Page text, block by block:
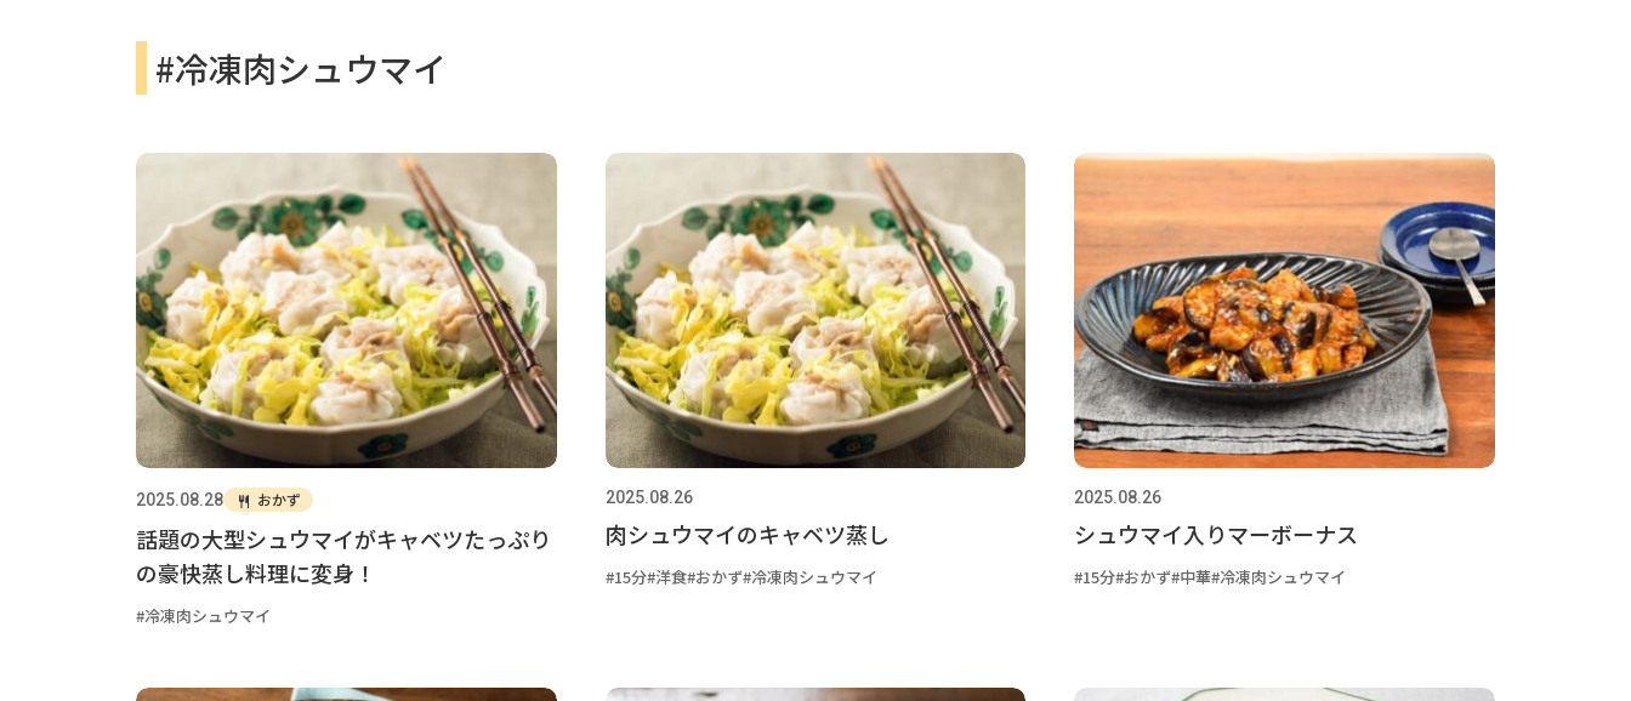
#冷凍肉シュウマイ
2025.08.28 おかず
話題の大型シュウマイがキャベツたっぷり
の豪快蒸し料理に変身！
冷凍肉シュウマイ
2025.08.26
肉シュウマイのキャベツ蒸し
15分 洋食 おかず 冷凍肉シュウマイ
2025.08.26
シュウマイ入りマーボーナス
15分 おかず 中華 冷凍肉シュウマイ